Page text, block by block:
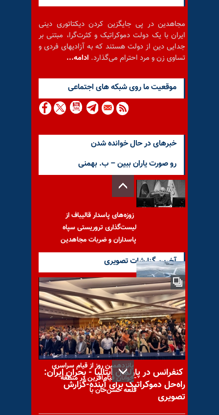
مجاهدین در پی جایگزین کردن دیکتاتوری دینی
ایران با یک دولت دموکراتیک و کثرت‌گرا، مبتنی بر
جدایی دین از دولت هستند که به آزادیهای فردی و
تساوی زن و مرد احترام می‌گذارد. ادامه...
موقعيت ما روى شبكه هاى اجتماعى
خبرهای در حال خوانده شدن
رو صورت یاران ببین – ب. بهمنی
زوزه‌های پاسدار قالیباف از
لیست‌گذاری تروریستی سپاه
پاسداران و ضربات مجاهدین
ساخت پهپادهایی که هماهنگ
عمل می‌کنند
پانزدهمین روز از قیام سراسری
-جوانان قیام‌آفرین در منطقهٔ
قلعه حسن‌خان با
آخرین گزارشات تصویری
کنفرانس در پارلمان ایتالیا - بحران ایران:
راه‌حل دموکراتیک برای آینده-گزارش
تصویری